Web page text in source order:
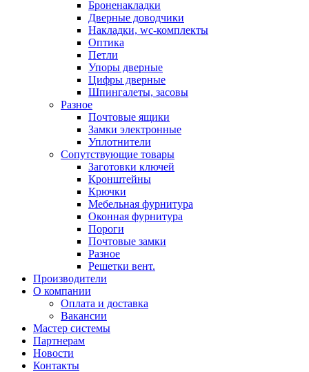
Броненакладки
Дверные доводчики
Накладки, wc-комплекты
Оптика
Петли
Упоры дверные
Цифры дверные
Шпингалеты, засовы
Разное
Почтовые ящики
Замки электронные
Уплотнители
Сопутствующие товары
Заготовки ключей
Кронштейны
Крючки
Мебельная фурнитура
Оконная фурнитура
Пороги
Почтовые замки
Разное
Решетки вент.
Производители
О компании
Оплата и доставка
Вакансии
Мастер системы
Партнерам
Новости
Контакты